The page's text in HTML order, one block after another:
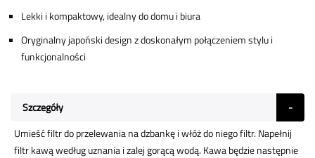
Lekki i kompaktowy, idealny do domu i biura
Oryginalny japoński design z doskonałym połączeniem stylu i
funkcjonalności
Szczegóły
Umieść filtr do przelewania na dzbankę i włóż do niego filtr. Napełnij
filtr kawą według uznania i zalej gorącą wodą. Kawa będzie następnie